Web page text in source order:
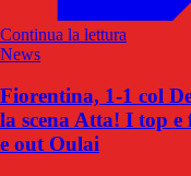
Continua la lettura
News
Fiorentina, 1-1 col
la scena Atta! I top
e out Oulai